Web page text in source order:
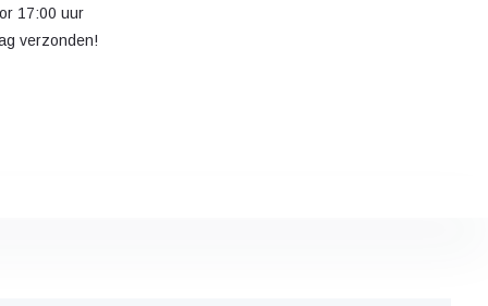
17:00 uur
verzonden!